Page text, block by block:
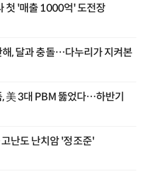
첫 '매출 1000억' 도전장
해, 달과 충돌…다누리가 지켜본
美 3대 PBM 뚫었다…하반기
난도 난치암 '정조준'